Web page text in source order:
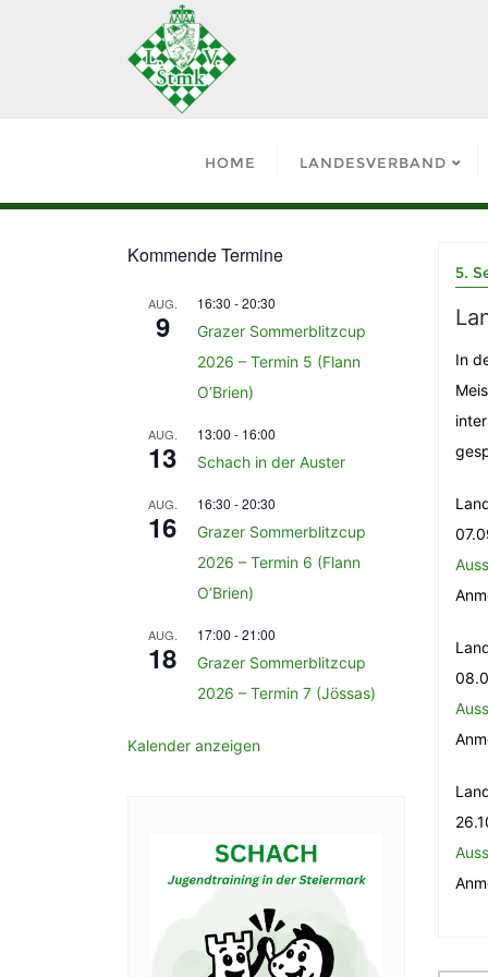
HOME LANDESVERBAND
5.
In
Kommende Termine
AUG.
9
16:30 -20:30
Grazer Sommerblitzcup
2026 – Termin 5 (Flann
O’Brien)
AUG.
13
13:00 - 16:00
Schach in der Auster
AUG.
16
16:30 -20:30
Grazer Sommerblitzcup
2026 – Termin 6 (Flann
O’Brien)
AUG.
18
17:00 -21:00
Grazer Sommerblitzcup
2026 – Termin 7 (Jössas)
Kalender anzeigen